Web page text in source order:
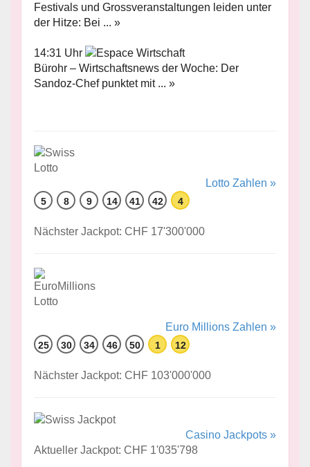
Festivals und Grossveranstaltungen leiden unter
der Hitze: Bei ... »
14:31 Uhr
Bürohr – Wirtschaftsnews der Woche: Der
Sandoz-Chef punktet mit ... »
Lotto Zahlen »
5 8 9 14 41 42 4
Nächster Jackpot: CHF 17'300'000
Euro Millions Zahlen »
25 30 34 46 50 1 12
Nächster Jackpot: CHF 103'000'000
Casino Jackpots »
Aktueller Jackpot: CHF 1'035'798